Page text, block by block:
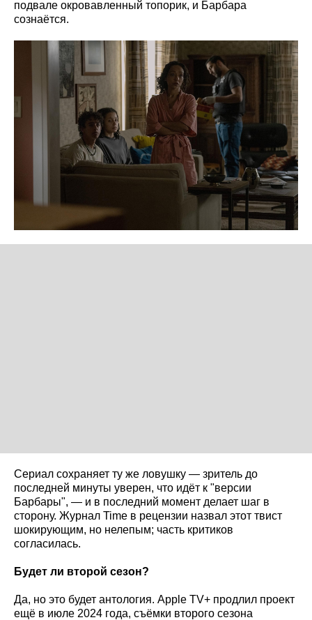
подвале окровавленный топорик, и Барбара
сознаётся.
Сериал сохраняет ту же ловушку — зритель до
последней минуты уверен, что идёт к "версии
Барбары", — и в последний момент делает шаг в
сторону. Журнал Time в рецензии назвал этот твист
шокирующим, но нелепым; часть критиков
согласилась.
Будет ли второй сезон?
Да, но это будет антология. Apple TV+ продлил проект
ещё в июле 2024 года, съёмки второго сезона